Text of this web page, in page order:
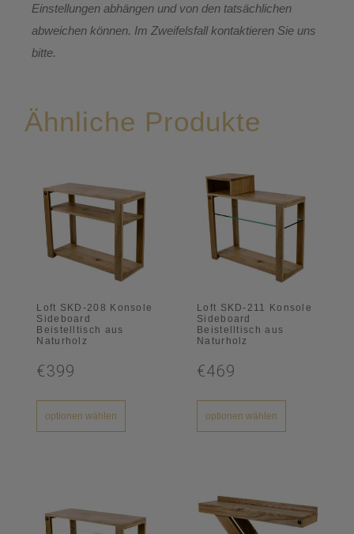
Einstellungen abhängen und von den tatsächlichen
abweichen können. Im Zweifelsfall kontaktieren Sie uns
bitte.
Ähnliche Produkte
Loft SKD-208 Konsole
Sideboard
Beistelltisch aus
Naturholz
€399
optionen wählen
Loft SKD-211 Konsole
Sideboard
Beistelltisch aus
Naturholz
€469
optionen wählen